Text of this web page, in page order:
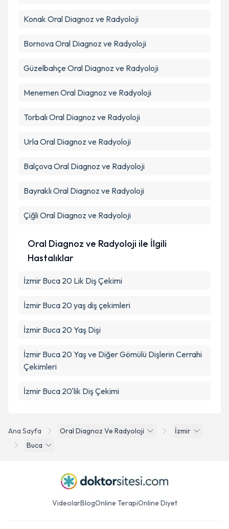
Ana Sayfa Oral Diagnoz Ve Radyoloji
İzmir
Buca
Konak Oral Diagnoz ve Radyoloji
BornovaOral Diagnoz ve Radyoloji
Güzelbahçe Oral Diagnoz ve Radyoloji
MenemenOral Diagnoz ve Radyoloji
TorbalıOral Diagnoz ve Radyoloji
UrlaOral Diagnoz ve Radyoloji
BalçovaOral Diagnoz ve Radyoloji
BayraklıOral Diagnoz ve Radyoloji
ÇiğliOral Diagnoz ve Radyoloji
Oral Diagnoz ve Radyoloji ile İlgili
Hastalıklar
İzmir Buca 20 Lik Diş Çekimi
İzmir Buca 20 yaş diş çekimleri
İzmir Buca 20 Yaş Dişi
İzmir Buca 20 Yaş ve Diğer Gömülü Dişlerin Cerrahi
Çekimleri
İzmir Buca 20'lik Diş Çekimi
VideolarBlogOnline TerapiOnline Diyet